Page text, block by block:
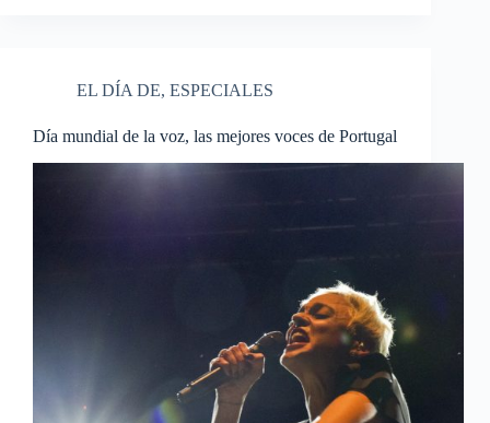
EL DÍA DE, ESPECIALES
Día mundial de la voz, las mejores voces de Portugal